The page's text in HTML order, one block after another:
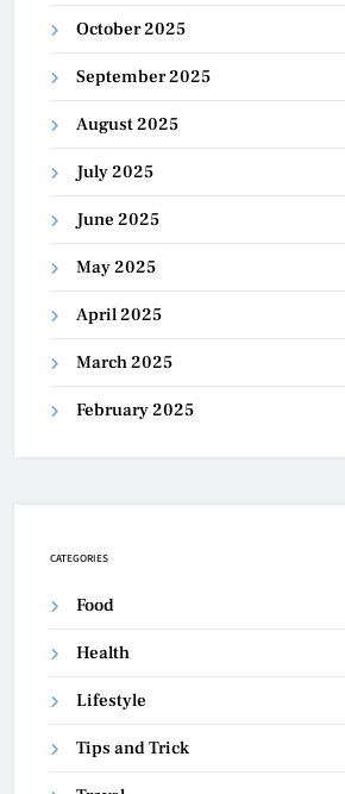
October 2025
September 2025
August 2025
July 2025
June 2025
May 2025
April 2025
March 2025
February 2025
CATEGORIES
Food
Health
Lifestyle
Tips and Trick